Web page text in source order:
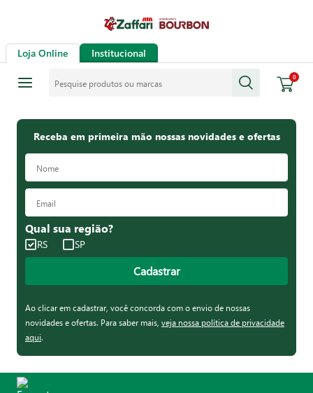
Loja Online Institucional
0
Receba em primeira mão nossas novidades e ofertas
Qual sua região?
RS SP
Cadastrar
Ao clicar em cadastrar, você concorda com o envio de nossas
novidades e ofertas. Para saber mais, veja nossa política de privacidade
aqui.